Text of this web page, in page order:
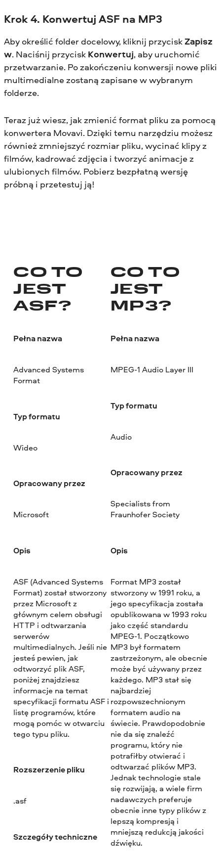
Krok 4. Konwertuj ASF na MP3
Aby określić folder docelowy, kliknij przycisk Zapisz
w. Naciśnij przycisk Konwertuj, aby uruchomić
przetwarzanie. Po zakończeniu konwersji nowe pliki
multimedialne zostaną zapisane w wybranym
folderze.
Teraz już wiesz, jak zmienić format pliku za pomocą
konwertera Movavi. Dzięki temu narzędziu możesz
również zmniejszyć rozmiar pliku, wycinać klipy z
filmów, kadrować zdjęcia i tworzyć animacje z
ulubionych filmów. Pobierz bezpłatną wersję
próbną i przetestuj ją!
CO TO
JEST
ASF?
Pełna nazwa
Advanced Systems
Format
Typ formatu
Wideo
Opracowany przez
Microsoft
Opis
ASF (Advanced Systems
Format) został stworzony
przez Microsoft z
głównym celem obsługi
HTTP i odtwarzania
serwerów
multimedialnych. Jeśli nie
jesteś pewien, jak
odtworzyć plik ASF,
poniżej znajdziesz
informacje na temat
specyfikacji formatu ASF i
listę programów, które
mogą pomóc w otwarciu
tego typu pliku.
Rozszerzenie pliku
.asf
Szczegóły techniczne
CO TO
JEST
MP3?
Pełna nazwa
MPEG-1 Audio Layer III
Typ formatu
Audio
Opracowany przez
Specialists from
Fraunhofer Society
Opis
Format MP3 został
stworzony w 1991 roku, a
jego specyfikacja została
opublikowana w 1993 roku
jako część standardu
MPEG-1. Początkowo
MP3 był formatem
zastrzeżonym, ale obecnie
może być używany przez
każdego. MP3 stał się
najbardziej
rozpowszechnionym
formatem audio na
świecie. Prawdopodobnie
nie da się znaleźć
programu, który nie
potrafiłby otwierać i
odtwarzać plików MP3.
Jednak technologie stale
się rozwijają, a wiele firm
nadawczych preferuje
obecnie inne typy plików z
lepszą kompresją i
mniejszą redukcją jakości
dźwięku.